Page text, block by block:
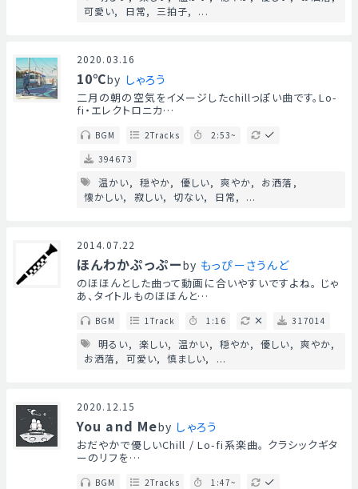
可愛い
日常 三拍子 ...
2020.03.16
10℃by しゃろう
二月の朝の空気をイメージしたchillっぽい曲です。Lo-
fi・エレクトロニカ…
BGM 2Tracks
2:53~
394673
温かい 穏やか 優しい 爽やか
お洒落
懐かしい
寂しい 切ない 日常 ...
2014.07.22
ほんわかぷっぷーby もっぴーさうんど
のほほんとした曲って動画に合いやすいですよね。 じゃ
あ、タイトルものほほんと…
BGM 1Track 1:16 317014
明るい 楽しい 温かい 穏やか 優しい
爽やか
お洒落
可愛い 慎ましい ...
2020.12.15
You and Meby しゃろう
おだやかで優しいChill / Lo-fi系楽曲。 クラシックギタ
ーのリフを…
BGM 2Tracks
1:47~